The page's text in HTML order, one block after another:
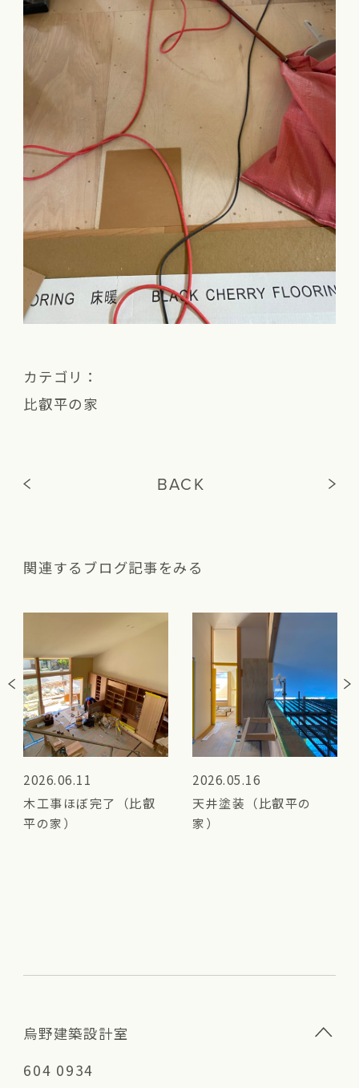
カテゴリ：
比叡平の家
BACK
関連するブログ記事をみる
木工事ほぼ完了（比叡
平の家）
2026.06.11
天井塗装（比叡平の
家）
2026.05.16
烏野建築設計室
604 0934